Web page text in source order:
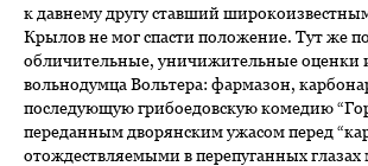
к давнему другу ставший
Крылов не мог спасти положение. Тут же
обличительные, уничижительные оценки
вольнодумца Вольтера: фармазон,
последующую грибоедовскую комедию
переданным дворянским ужасом перед
отождествляемыми в перепуганных глазах